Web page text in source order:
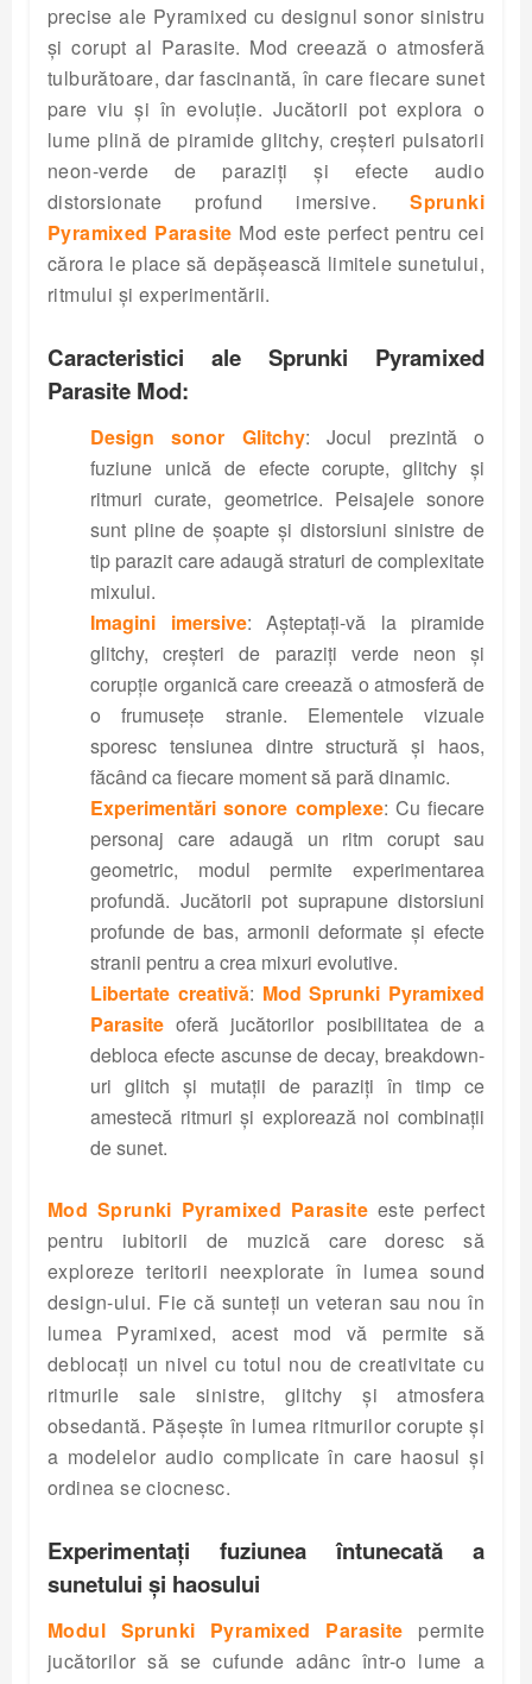
precise ale Pyramixed cu designul sonor sinistru
și corupt al Parasite. Mod creează o atmosferă
tulburătoare, dar fascinantă, în care fiecare sunet
pare viu și în evoluție. Jucătorii pot explora o
lume plină de piramide glitchy, creșteri pulsatorii
neon-verde de paraziți și efecte audio
distorsionate profund imersive.Sprunki
Pyramixed Parasite Mod este perfect pentru cei
cărora le place să depășească limitele sunetului,
ritmului și experimentării.
Caracteristici ale Sprunki Pyramixed
Parasite Mod:
Design sonor Glitchy: Jocul prezintă o
fuziune unică de efecte corupte, glitchy și
ritmuri curate, geometrice. Peisajele sonore
sunt pline de șoapte și distorsiuni sinistre de
tip parazit care adaugă straturi de complexitate
mixului.
Imagini imersive: Așteptați-vă la piramide
glitchy, creșteri de paraziți verde neon și
corupție organică care creează o atmosferă de
o frumusețe stranie. Elementele vizuale
sporesc tensiunea dintre structură și haos,
făcând ca fiecare moment să pară dinamic.
Experimentări sonore complexe: Cu fiecare
personaj care adaugă un ritm corupt sau
geometric, modul permite experimentarea
profundă. Jucătorii pot suprapune distorsiuni
profunde de bas, armonii deformate și efecte
stranii pentru a crea mixuri evolutive.
Libertate creativă: Mod Sprunki Pyramixed
Parasite oferă jucătorilor posibilitatea de a
debloca efecte ascunse de decay, breakdown-
uri glitch și mutații de paraziți în timp ce
amestecă ritmuri și explorează noi combinații
de sunet.
Mod Sprunki Pyramixed Parasite este perfect
pentru iubitorii de muzică care doresc să
exploreze teritorii neexplorate în lumea sound
design-ului. Fie că sunteți un veteran sau nou în
lumea Pyramixed, acest mod vă permite să
deblocați un nivel cu totul nou de creativitate cu
ritmurile sale sinistre, glitchy și atmosfera
obsedantă. Pășește în lumea ritmurilor corupte și
a modelelor audio complicate în care haosul și
ordinea se ciocnesc.
Experimentați fuziunea întunecată a
sunetului și haosului
Modul Sprunki Pyramixed Parasite permite
jucătorilor să se cufunde adânc într-o lume a